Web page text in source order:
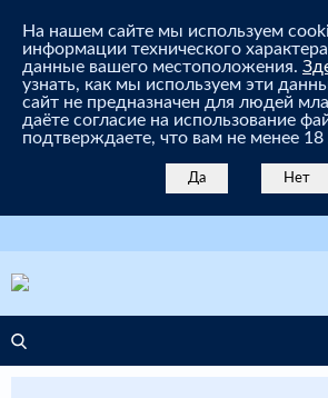
На нашем сайте мы используем
информации технического
данные вашего местоположения.
узнать, как мы используем эти
сайт не предназначен для людей
даёте согласие на использование
подтверждаете, что вам не менее 18
Да Нет